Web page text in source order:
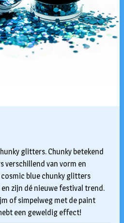
glitters. Chunky betekend
verschillend van vorm en
blue chunky glitters
en zijn dé nieuwe festival trend.
of simpelweg met de paint
een geweldig effect!